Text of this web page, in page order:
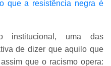
que a resistência negra é
institucional, uma das
de dizer que aquilo que
que o racismo opera: